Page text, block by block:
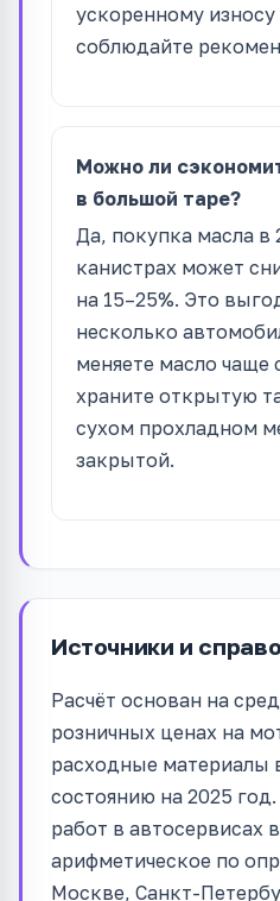
ускоренному износу
соблюдайте
Можно ли
в большой таре?
Да, покупка масла в
канистрах может
на 15–25%. Это
несколько
меняете масло чаще
храните открытую
сухом прохладном
закрытой.
Источники и
Расчёт основан на
розничных ценах на
расходные материалы
состоянию на 2025
работ в автосервисах
арифметическое по
Москве, Санкт-